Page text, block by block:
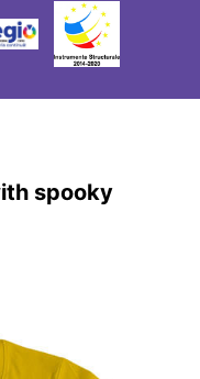
spooky